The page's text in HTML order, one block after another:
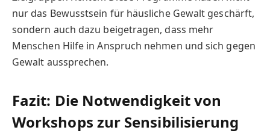
nur das Bewusstsein für häusliche Gewalt geschärft,
sondern auch dazu beigetragen, dass mehr
Menschen Hilfe in Anspruch nehmen und sich gegen
Gewalt aussprechen.
Fazit: Die Notwendigkeit von
Workshops zur Sensibilisierung